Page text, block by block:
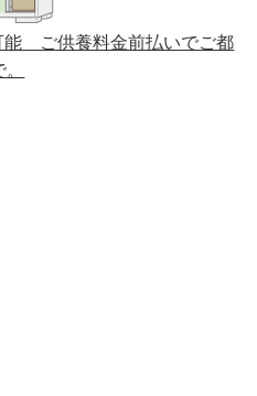
年12月5日
年4月28日
ご供養料金前払いでご都